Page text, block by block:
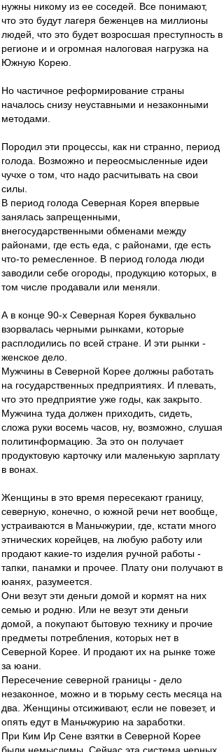
нужны никому из ее соседей. Все понимают,
что это будут лагеря беженцев на миллионы
людей, что это будет возросшая преступность в
регионе и и огромная налоговая нагрузка на
Южную Корею.
Но частичное реформирование страны
началось снизу неуставными и незаконными
методами.
Породил эти процессы, как ни странно, период
голода. Возможно и переосмысленные идеи
чучхе о том, что надо расчитывать на свои
силы.
В период голода Северная Корея впервые
занялась запрещенными,
внегосударственными обменами между
районами, где есть еда, с районами, где есть
что-то ремесленное. В период голода люди
заводили себе огороды, продукцию которых, в
том числе продавали или меняли.
А в конце 90-х Северная Корея буквально
взорвалась черными рынками, которые
расплодились по всей стране. И эти рынки -
женское дело.
Мужчины в Северной Корее должны работать
на государственных предприятиях. И плевать,
что это предприятие уже годы, как закрыто.
Мужчина туда должен приходить, сидеть,
сложа руки восемь часов, ну, возможно, слушая
политинформацию. За это он получает
продуктовую карточку или маленькую зарплату
в вонах.
Женщины в это время пересекают границу,
северную, конечно, о южной речи нет вообще,
устраиваются в Маньчжурии, где, кстати много
этнических корейцев, на любую работу или
продают какие-то изделия ручной работы -
тапки, панамки и прочее. Плату они получают в
юанях, разумеется.
Они везут эти деньги домой и кормят на них
семью и родню. Или не везут эти деньги
домой, а покупают бытовую технику и прочие
предметы потребления, которых нет в
Северной Корее. И продают их на рынке тоже
за юани.
Пересечение северной границы - дело
незаконное, можно и в тюрьму сесть месяца на
два. Женщины отсиживают, если не повезет, и
опять едут в Маньчжурию на заработки.
При Ким Ир Сене взятки в Северной Корее